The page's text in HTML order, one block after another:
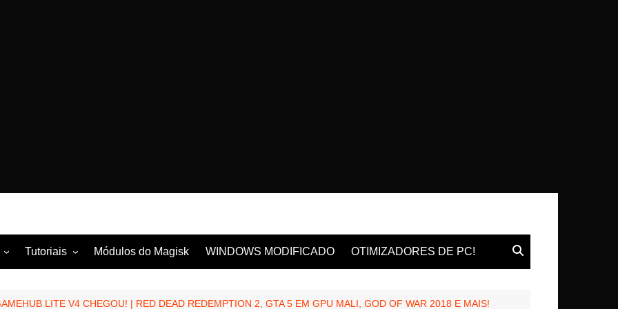
Tutoriais
Tutoriais sem ROOT
Módulos do Magisk WINDOWS MODIFICADO OTIMIZADORES DE PC!
LITE V4 CHEGOU! | RED DEAD REDEMPTION 2, GTA 5 EM GPU MALI, GOD OF WAR 2018 E MAIS!